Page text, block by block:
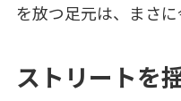
を放つ足元は、まさに
ストリートを